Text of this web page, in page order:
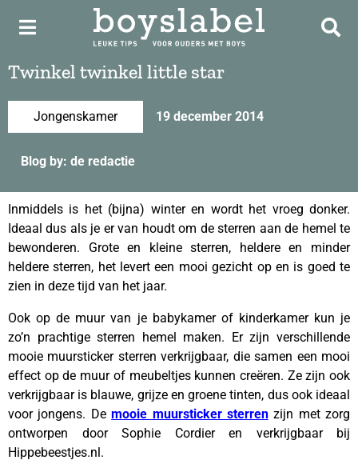
Twinkel twinkel little star
Jongenskamer 19 december 2014
Blog by: de redactie
Inmiddels is het (bijna) winter en wordt het vroeg donker.
Ideaal dus als je er van houdt om de sterren aan de hemel te
bewonderen. Grote en kleine sterren, heldere en minder
heldere sterren, het levert een mooi gezicht op en is goed te
zien in deze tijd van het jaar.
Ook op de muur van je babykamer of kinderkamer kun je
zo’n prachtige sterren hemel maken. Er zijn verschillende
mooie muursticker sterren verkrijgbaar, die samen een mooi
effect op de muur of meubeltjes kunnen creëren. Ze zijn ook
verkrijgbaar is blauwe, grijze en groene tinten, dus ook ideaal
voor jongens. Demooie muursticker sterrenzijn met zorg
ontworpen door Sophie Cordier en verkrijgbaar bij
Hippebeestjes.nl.